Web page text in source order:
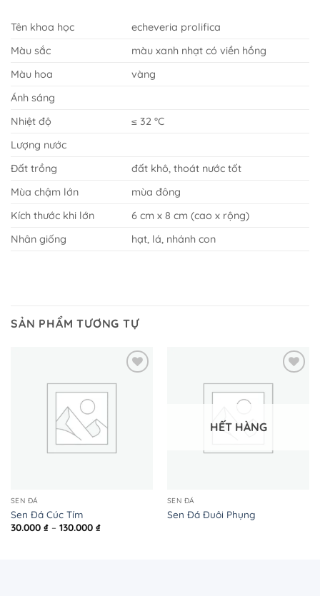
Tên khoa học
echeveria prolifica
Màu sắc
màu xanh nhạt có viền hồng
Màu hoa
vàng
Ánh sáng
Nhiệt độ
≤ 32 °C
Lượng nước
Đất trồng
đất khô, thoát nước tốt
Mùa chậm lớn
mùa đông
Kích thước khi lớn
6 cm x 8 cm (cao x rộng)
Nhân giống
hạt, lá, nhánh con
SẢN PHẨM TƯƠNG TỰ
SEN ĐÁ
Sen Đá Cúc Tím
30.000 ₫ – 130.000 ₫Khoảng
HẾT HÀNG
SEN ĐÁ
Sen Đá Đuôi Phụng